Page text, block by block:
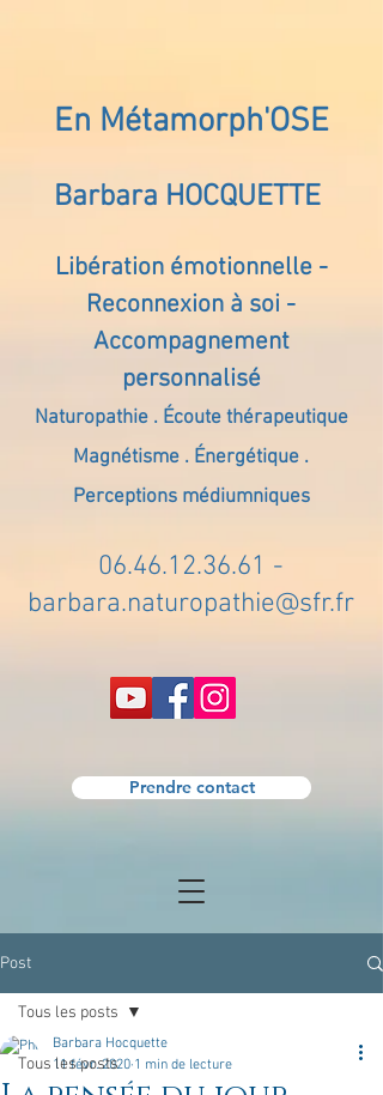
En Métamorph'OSE
Barbara HOCQUETTE
Libération émotionnelle -
Reconnexion à soi -
Accompagnement
personnalisé
Naturopathie . Écoute thérapeutique
Magnétisme . Énergétique .
Perceptions médiumniques
06.46.12.36.61 -
barbara.naturopathie@sfr.fr
Prendre contact
Post
Tous les posts
Tous les posts
Barbara Hocquette
11 févr. 2020 1 min de lecture